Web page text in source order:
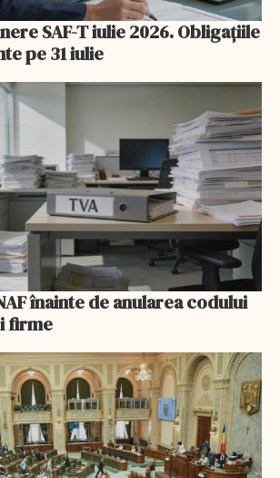
SAF-T iulie 2026. Obligațiile
pe 31 iulie
înainte de anularea codului
firme